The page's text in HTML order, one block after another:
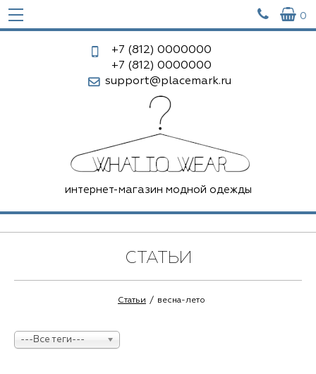
  0
+7 (812) 0000000
+7 (812) 0000000
support@placemark.ru
интернет-магазин модной одежды
СТАТЬИ
Статьи весна-лето
---Все теги---